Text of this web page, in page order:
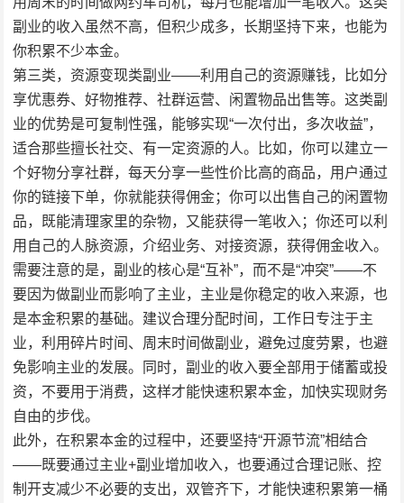
副业的收入虽然不高，但积少成多，长期坚持下来，也能为
你积累不少本金。
第三类，资源变现类副业——利用自己的资源赚钱，比如分
享优惠券、好物推荐、社群运营、闲置物品出售等。这类副
业的优势是可复制性强，能够实现“一次付出，多次收益”，
适合那些擅长社交、有一定资源的人。比如，你可以建立一
个好物分享社群，每天分享一些性价比高的商品，用户通过
你的链接下单，你就能获得佣金；你可以出售自己的闲置物
品，既能清理家里的杂物，又能获得一笔收入；你还可以利
用自己的人脉资源，介绍业务、对接资源，获得佣金收入。
需要注意的是，副业的核心是“互补”，而不是“冲突”——不
要因为做副业而影响了主业，主业是你稳定的收入来源，也
是本金积累的基础。建议合理分配时间，工作日专注于主
业，利用碎片时间、周末时间做副业，避免过度劳累，也避
免影响主业的发展。同时，副业的收入要全部用于储蓄或投
资，不要用于消费，这样才能快速积累本金，加快实现财务
自由的步伐。
此外，在积累本金的过程中，还要坚持“开源节流”相结合
——既要通过主业+副业增加收入，也要通过合理记账、控
制开支减少不必要的支出，双管齐下，才能快速积累第一桶